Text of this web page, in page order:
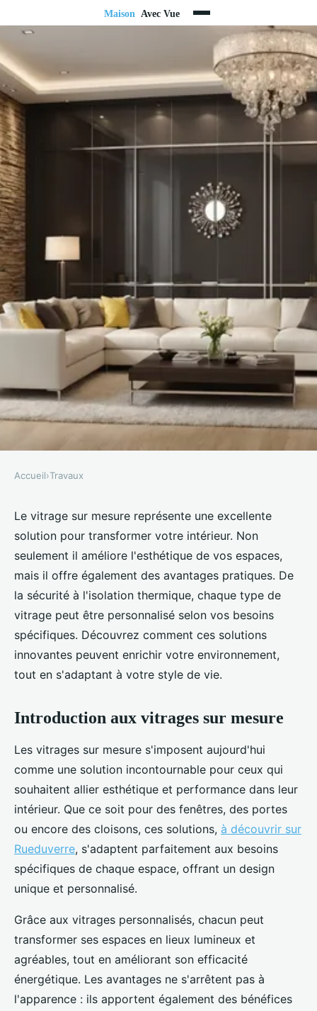
Vitrages sur mesure : la solution
parfaite pour votre intérieur
Lisa• 31 décembre 2024•3 min de lecture
Accueil›Travaux
Le vitrage sur mesure représente une excellente
solution pour transformer votre intérieur. Non
seulement il améliore l'esthétique de vos espaces,
mais il offre également des avantages pratiques. De
la sécurité à l'isolation thermique, chaque type de
vitrage peut être personnalisé selon vos besoins
spécifiques. Découvrez comment ces solutions
innovantes peuvent enrichir votre environnement,
tout en s'adaptant à votre style de vie.
Introduction aux vitrages sur mesure
Les vitrages sur mesure s'imposent aujourd'hui
comme une solution incontournable pour ceux qui
souhaitent allier esthétique et performance dans leur
intérieur. Que ce soit pour des fenêtres, des portes
ou encore des cloisons, ces solutions, à découvrir sur
Rueduverre, s'adaptent parfaitement aux besoins
spécifiques de chaque espace, offrant un design
unique et personnalisé.
Grâce aux vitrages personnalisés, chacun peut
transformer ses espaces en lieux lumineux et
agréables, tout en améliorant son efficacité
énergétique. Les avantages ne s'arrêtent pas à
l'apparence : ils apportent également des bénéfices